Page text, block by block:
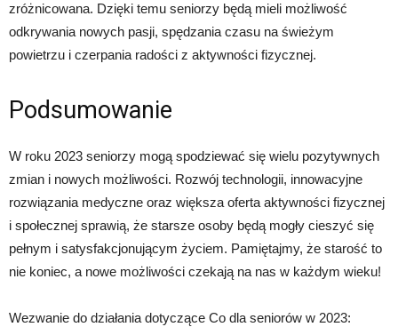
zróżnicowana. Dzięki temu seniorzy będą mieli możliwość
odkrywania nowych pasji, spędzania czasu na świeżym
powietrzu i czerpania radości z aktywności fizycznej.
Podsumowanie
W roku 2023 seniorzy mogą spodziewać się wielu pozytywnych
zmian i nowych możliwości. Rozwój technologii, innowacyjne
rozwiązania medyczne oraz większa oferta aktywności fizycznej
i społecznej sprawią, że starsze osoby będą mogły cieszyć się
pełnym i satysfakcjonującym życiem. Pamiętajmy, że starość to
nie koniec, a nowe możliwości czekają na nas w każdym wieku!
Wezwanie do działania dotyczące Co dla seniorów w 2023: